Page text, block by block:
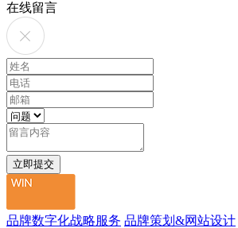
在线留言
品牌数字化战略服务 品牌策划&网站设计